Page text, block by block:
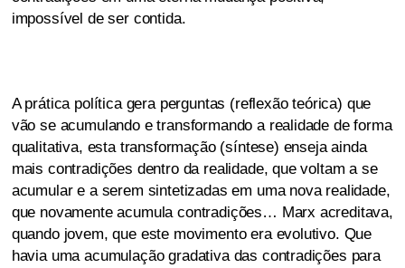
impossível de ser contida.
A prática política gera perguntas (reflexão teórica) que
vão se acumulando e transformando a realidade de forma
qualitativa, esta transformação (síntese) enseja ainda
mais contradições dentro da realidade, que voltam a se
acumular e a serem sintetizadas em uma nova realidade,
que novamente acumula contradições… Marx acreditava,
quando jovem, que este movimento era evolutivo. Que
havia uma acumulação gradativa das contradições para